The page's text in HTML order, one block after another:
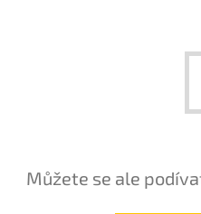
Můžete se ale